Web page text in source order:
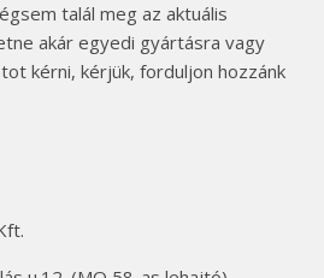
talál meg az aktuális
akár egyedi gyártásra vagy
kérni, kérjük, forduljon hozzánk